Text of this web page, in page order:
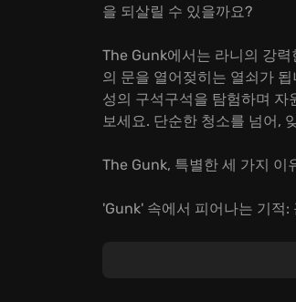
을 되살릴 수 있을까요?
The Gunk에서는 라니의 강
의 문을 열어젖히는 열쇠가
성의 구석구석을 탐험하며 자
보세요. 단순한 청소를 넘어,
The Gunk, 특별한 세 가지 이
'Gunk' 속에서 피어나는 기적:
잊혀진 문명의 퍼즐: 고대 벽